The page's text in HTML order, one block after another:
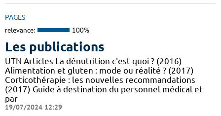
PAGES
relevance: 100%
Les publications
UTN Articles La dénutrition c'est quoi ? (2016)
Alimentation et gluten : mode ou réalité ? (2017)
Corticothérapie : les nouvelles recommandations
(2017) Guide à destination du personnel médical et
par
19/07/2024 12:29